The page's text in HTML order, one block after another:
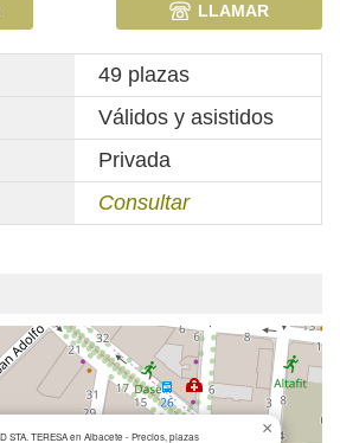
LLAMAR
49 plazas
Válidos y asistidos
Privada
Consultar
STA. TERESA en Albacete - Precios, plazas
×